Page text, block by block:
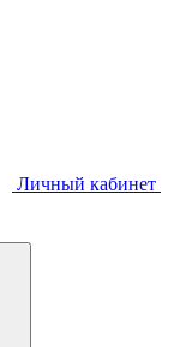
Личный кабинет